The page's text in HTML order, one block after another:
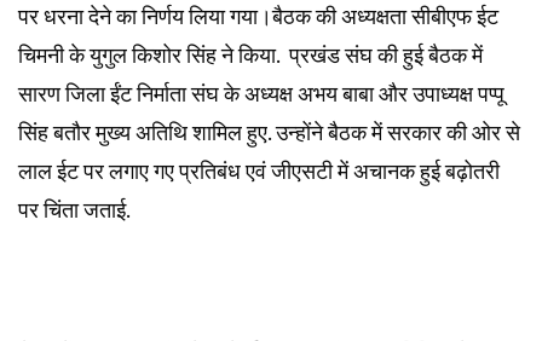
पर धरना देने का निर्णय लिया गया।बैठक की अध्यक्षता सीबीएफ ईट
चिमनी के युगुल किशोर सिंह ने किया. प्रखंड संघ की हुई बैठक में
सारण जिला ईंट निर्माता संघ के अध्यक्ष अभय बाबा और उपाध्यक्ष पप्पू
सिंह बतौर मुख्य अतिथि शामिल हुए. उन्होंने बैठक में सरकार की ओर से
लाल ईट पर लगाए गए प्रतिबंध एवं जीएसटी में अचानक हुई बढ़ोतरी
पर चिंता जताई.